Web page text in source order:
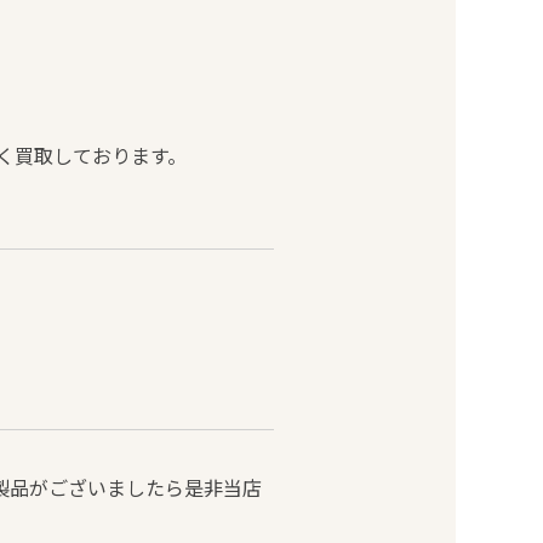
取しております。
がございましたら是非当店